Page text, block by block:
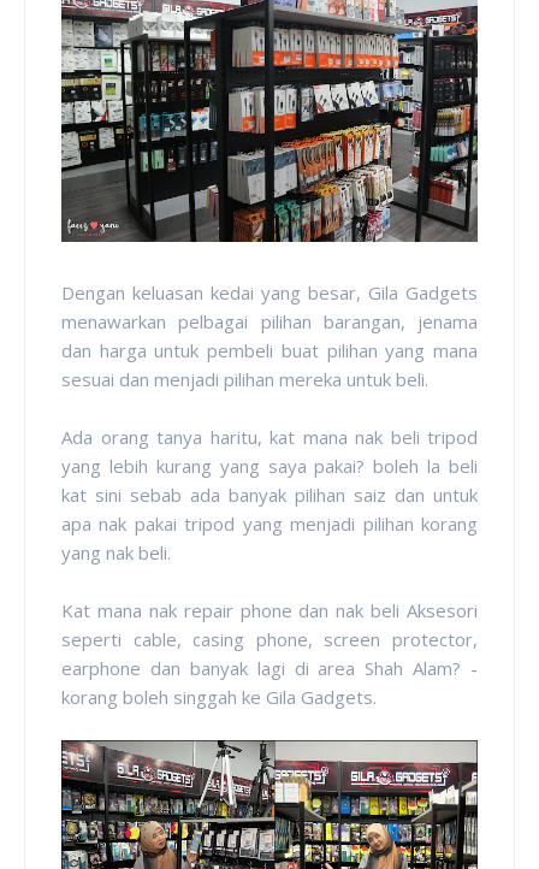
Dengan keluasan kedai yang besar, Gila Gadgets
menawarkan pelbagai pilihan barangan, jenama
dan harga untuk pembeli buat pilihan yang mana
sesuai dan menjadi pilihan mereka untuk beli.
Ada orang tanya haritu, kat mana nak beli tripod
yang lebih kurang yang saya pakai? boleh la beli
kat sini sebab ada banyak pilihan saiz dan untuk
apa nak pakai tripod yang menjadi pilihan korang
yang nak beli.
Kat mana nak repair phone dan nak beli Aksesori
seperti cable, casing phone, screen protector,
earphone dan banyak lagi di area Shah Alam? -
korang boleh singgah ke Gila Gadgets.